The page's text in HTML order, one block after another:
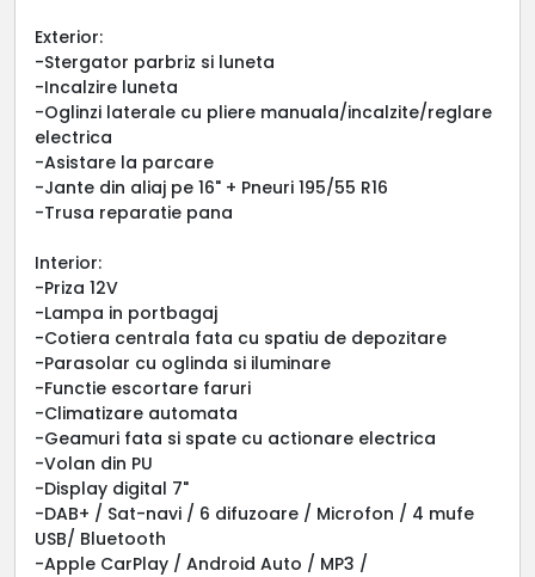
Exterior:
-Stergator parbriz si luneta
-Incalzire luneta
-Oglinzi laterale cu pliere manuala/incalzite/reglare
electrica
-Asistare la parcare
-Jante din aliaj pe 16" + Pneuri 195/55 R16
-Trusa reparatie pana
Interior:
-Priza 12V
-Lampa in portbagaj
-Cotiera centrala fata cu spatiu de depozitare
-Parasolar cu oglinda si iluminare
-Functie escortare faruri
-Climatizare automata
-Geamuri fata si spate cu actionare electrica
-Volan din PU
-Display digital 7"
-DAB+ / Sat-navi / 6 difuzoare / Microfon / 4 mufe
USB/ Bluetooth
-Apple CarPlay / Android Auto / MP3 /